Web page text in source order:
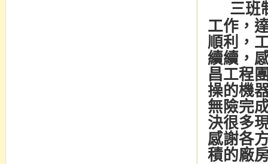
三班
工作，
順利，
續續，
昌工程
操的機
無險完
決很多
感謝各
積的廠